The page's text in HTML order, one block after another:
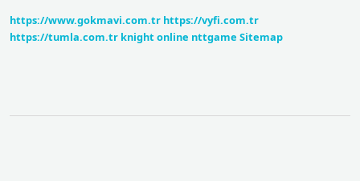
https://www.gokmavi.com.tr https://vyfi.com.tr
https://tumla.com.tr knight online nttgame Sitemap